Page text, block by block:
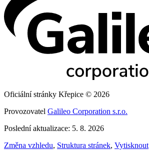
Oficiální stránky Křepice © 2026
Provozovatel Galileo Corporation s.r.o.
Poslední aktualizace: 5. 8. 2026
Změna vzhledu, Struktura stránek, Vytisknout